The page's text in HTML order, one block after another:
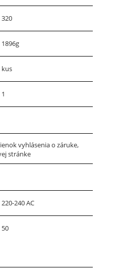
320
1896g
kus
1
vyhlásenia o záruke,
stránke
220-240 AC
50